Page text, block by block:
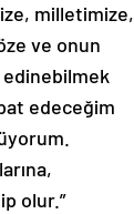
milletimize,
ve onun
edinebilmek
edeceğim
olur.”